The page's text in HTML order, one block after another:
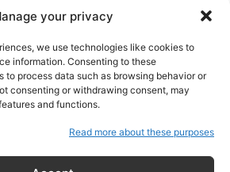
your privacy
we use technologies like cookies to
information. Consenting to these
to process data such as browsing behavior or
consenting or withdrawing consent, may
and functions.
Read more about these purposes
PER IL CONTROLLO
CHOKEPOINT GLOBALI...
- 17 Giugno 2026
L’America prepara il suo Fondo
18 Maggio 2026